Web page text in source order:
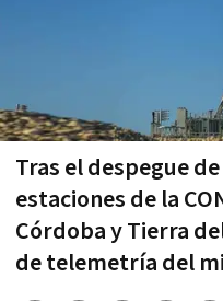
Tras el despegue
estaciones de la
Córdoba y Tierra
de telemetría del